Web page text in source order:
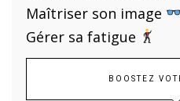
Maîtriser son image
Gérer sa fatigue
BOOSTEZ